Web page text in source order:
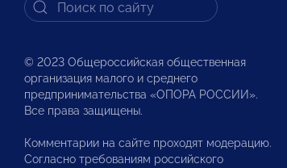
© 2023 Общероссийская общественная
организация малого и среднего
предпринимательства «ОПОРА РОССИИ».
Все права защищены.
Комментарии на сайте проходят модерацию.
Согласно требованиям российского